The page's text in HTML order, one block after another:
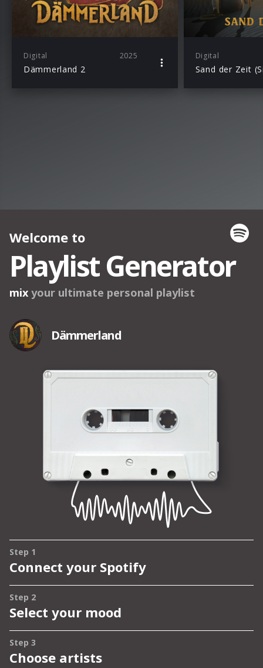
Digital 2025
Dämmerland 2
Digital
Sand der Zeit